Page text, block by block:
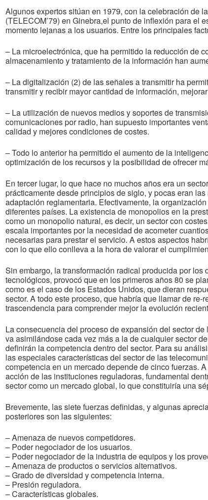
Algunos expertos sitúan en 1979, con la celebración de
(TELECOM’79) en Ginebra,el punto de inflexión para
momento lejanas a los usuarios. Entre los principales
– La microelectrónica, que ha permitido la reducción de
almacenamiento y tratamiento de la información han
– La digitalización (2) de las señales a transmitir ha
transmitir y recibir mayor cantidad de información,
– La utilización de nuevos medios y soportes de
comunicaciones por radio, han supuesto importantes
calidad y mejores condiciones de costes.
– Todo lo anterior ha permitido el aumento de la
optimización de los recursos y la posibilidad de ofrecer
En tercer lugar, lo que hace no muchos años era un
prácticamente desde principios de siglo, y pocas eran
adaptación reglamentaria. Efectivamente, la
diferentes países. La existencia de monopolios en la
como un monopolio natural, es decir, un sector con
escala importantes por la necesidad de acometer
necesarias para prestar el servicio. A estos aspectos
con lo que ello conlleva a la hora de valorar el
Sin embargo, la transformación radical producida por
tecnológicos, provocó que en los primeros años 80 se
como es el caso de los Estados Unidos, que dieran
sector. A todo este proceso, que habría que llamar de
trascendencia para comprender mejor la evolución
La consecuencia del proceso de expansión del sector
va asimilándose cada vez más a la de cualquier sector
definirán la competencia dentro del sector. Para su
las especiales características del sector de las
competencia en un mercado depende de cinco fuerzas.
acción de las instituciones reguladoras, fundamental
sector como un mercado global, lo que constituiría una
Brevemente, las siete fuerzas definidas, y algunas
posteriores son las siguientes:
– Amenaza de nuevos competidores.
– Poder negociador de los usuarios.
– Poder negociador de la industria de equipos y los
– Amenaza de productos o servicios alternativos.
– Grado de diversidad y competencia interna.
– Presión reguladora.
– Características globales.